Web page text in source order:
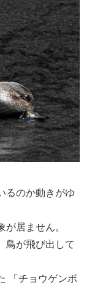
るのか動きがゆ
居ません。
鳥が飛び出して
「チョウゲンボ